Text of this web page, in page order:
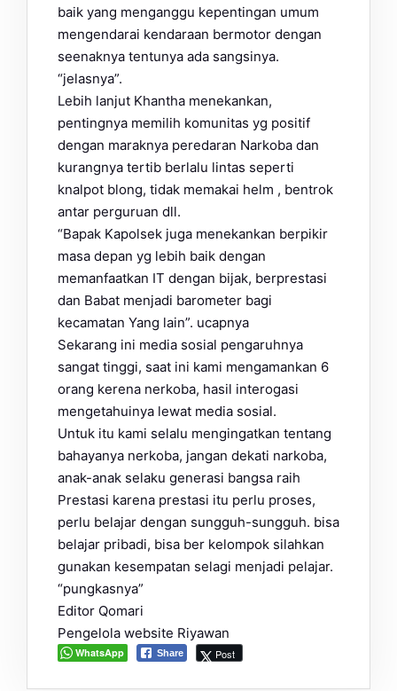
baik yang menganggu kepentingan umum
mengendarai kendaraan bermotor dengan
seenaknya tentunya ada sangsinya.
“jelasnya”.
Lebih lanjut Khantha menekankan,
pentingnya memilih komunitas yg positif
dengan maraknya peredaran Narkoba dan
kurangnya tertib berlalu lintas seperti
knalpot blong, tidak memakai helm , bentrok
antar perguruan dll.
“Bapak Kapolsek juga menekankan berpikir
masa depan yg lebih baik dengan
memanfaatkan IT dengan bijak, berprestasi
dan Babat menjadi barometer bagi
kecamatan Yang lain”. ucapnya
Sekarang ini media sosial pengaruhnya
sangat tinggi, saat ini kami mengamankan 6
orang kerena nerkoba, hasil interogasi
mengetahuinya lewat media sosial.
Untuk itu kami selalu mengingatkan tentang
bahayanya nerkoba, jangan dekati narkoba,
anak-anak selaku generasi bangsa raih
Prestasi karena prestasi itu perlu proses,
perlu belajar dengan sungguh-sungguh. bisa
belajar pribadi, bisa ber kelompok silahkan
gunakan kesempatan selagi menjadi pelajar.
“pungkasnya”
Editor Qomari
Pengelola website Riyawan
WhatsApp Share Post